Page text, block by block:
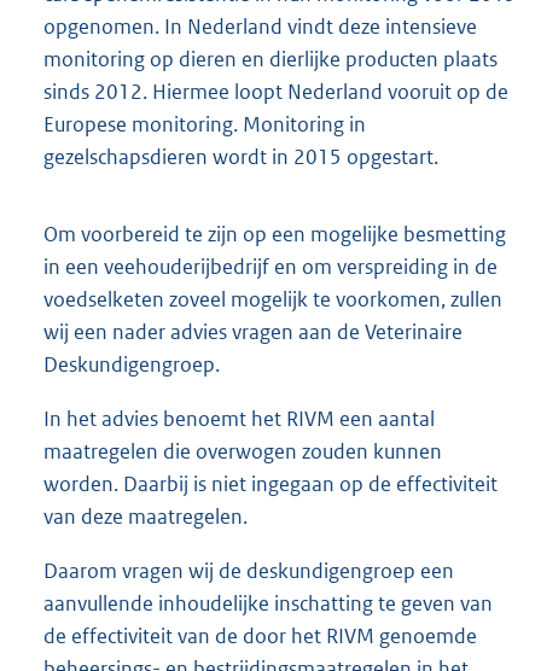
antibioticaresistentie bij dieren en dierlijke
producten. Carbapenemresistentie heeft ook daarin
een plek. Diverse landen in Europa hebben deze
carbepenemresistentie in hun monitoring voor 2015
opgenomen. In Nederland vindt deze intensieve
Europese monitoring. Monitoring in
gezelschapsdieren wordt in 2015 opgestart.
Om voorbereid te zijn op een mogelijke besmetting
voedselketen zoveel mogelijk te voorkomen, zullen
wij een nader advies vragen aan de Veterinaire
Deskundigengroep.
maatregelen die overwogen zouden kunnen
worden. Daarbij is niet ingegaan op de effectiviteit
van deze maatregelen.